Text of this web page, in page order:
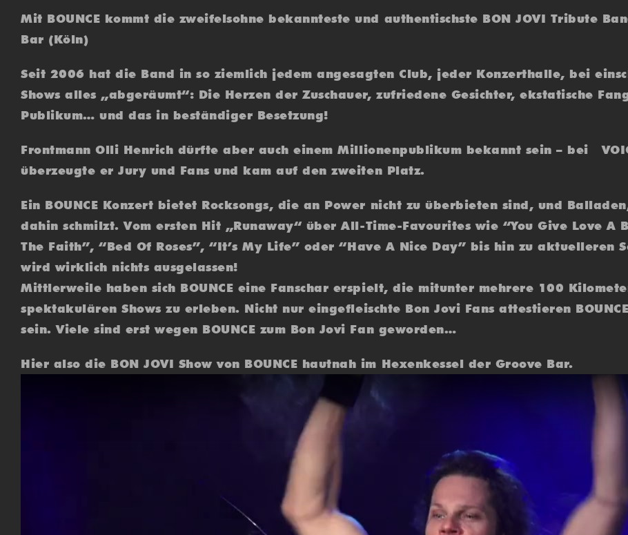
Mit BOUNCE kommt die zweifelsohne bekannteste und authentischste BON JOVI Tribute
Bar (Köln)
Seit 2006 hat die Band in so ziemlich jedem angesagten Club, jeder Konzerthalle, bei
Shows alles „abgeräumt“: Die Herzen der Zuschauer, zufriedene Gesichter, ekstatische
Publikum… und das in beständiger Besetzung!
Frontmann Olli Henrich dürfte aber auch einem Millionenpublikum bekannt sein – bei
überzeugte er Jury und Fans und kam auf den zweiten Platz.
Ein BOUNCE Konzert bietet Rocksongs, die an Power nicht zu überbieten sind, und
dahin schmilzt. Vom ersten Hit „Runaway“ über All-Time-Favourites wie “You Give Love A
The Faith”, “Bed Of Roses”, “It’s My Life” oder “Have A Nice Day” bis hin zu aktuelleren
wird wirklich nichts ausgelassen!
Mittlerweile haben sich BOUNCE eine Fanschar erspielt, die mitunter mehrere 100
spektakulären Shows zu erleben. Nicht nur eingefleischte Bon Jovi Fans attestieren
sein. Viele sind erst wegen BOUNCE zum Bon Jovi Fan geworden…
Hier also die BON JOVI Show von BOUNCE hautnah im Hexenkessel der Groove Bar.